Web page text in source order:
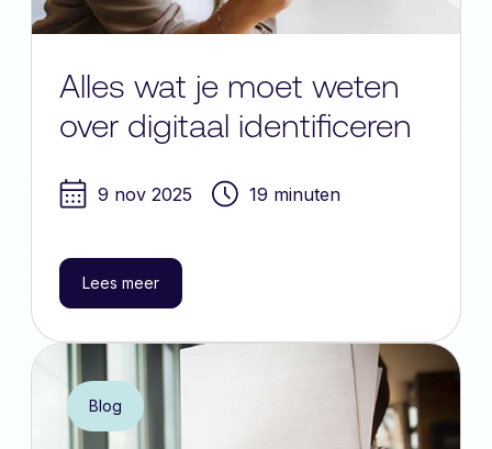
Alles wat je moet weten
over digitaal identificeren
9 nov 2025 19 minuten
Lees meer
Blog